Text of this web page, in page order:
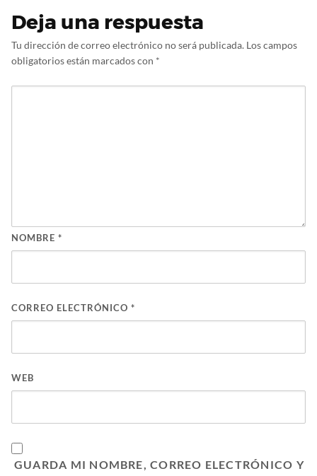
Deja una respuesta
Tu dirección de correo electrónico no será publicada. Los campos
obligatorios están marcados con *
NOMBRE *
CORREO ELECTRÓNICO *
WEB
GUARDA MI NOMBRE, CORREO ELECTRÓNICO Y